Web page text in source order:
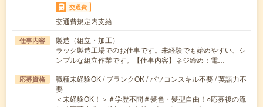
交通費
交通費規定内支給
仕事内容
製造（組立・加工）
ラック製造工場でのお仕事です。未経験でも始めやすい、シ
ンプルな組立作業です。【仕事内容】ネジ締め：電…
応募資格
職種未経験OK / ブランクOK / パソコンスキル不要 / 英語力不
要
＜未経験OK！＞＃学歴不問＃髪色・髪型自由！○応募後の流